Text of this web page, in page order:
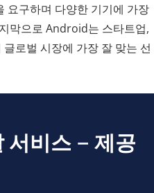
구하며 다양한 기기에 가장
막으로 Android는 스타트업,
로벌 시장에 가장 잘 맞는 선
비스 – 제공